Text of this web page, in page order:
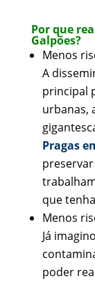
Por que
Galpões?
Menos
A
principal
urbanas,
Pragas
que
Menos
Já
poder